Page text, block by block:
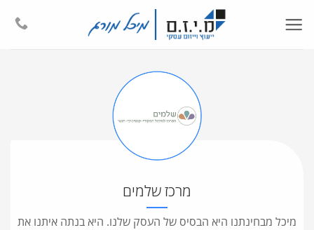
מרכז שלמים
מיכל מבחינתנו היא הבסיס של העסק שלנו. היא בנתה איתנו את